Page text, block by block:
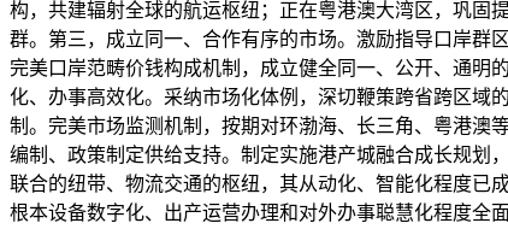
构，共建辐射全球的航运枢纽；正在粤港澳大湾区，巩固
群。第三，成立同一、合作有序的市场。激励指导口岸群
完美口岸范畴价钱构成机制，成立健全同一、公开、通明
化、办事高效化。采纳市场化体例，深切鞭策跨省跨区域
制。完美市场监测机制，按期对环渤海、长三角、粤港澳
编制、政策制定供给支持。制定实施港产城融合成长规划
联合的纽带、物流交通的枢纽，其从动化、智能化程度已
根本设备数字化、出产运营办理和对外办事聪慧化程度全